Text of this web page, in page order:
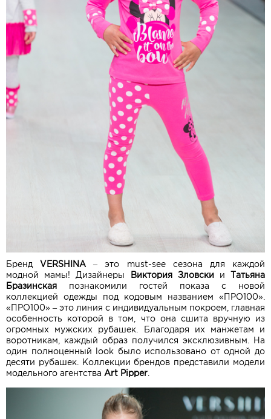
БрендVERSHINA – это must-see сезона для каждой
модной мамы! Дизайнеры
Виктория ЗловскииТатьяна
Бразинская познакомили гостей показа с новой
коллекцией одежды под кодовым названием «ПРО100».
«ПРО100» – это линия с индивидуальным покроем, главная
особенность которой в том, что она сшита вручную из
огромных мужских рубашек. Благодаря их манжетам и
воротникам, каждый образ получился эксклюзивным. На
один полноценный look было использовано от одной до
десяти рубашек. Коллекции брендов представили модели
модельного агентства Art Pipper